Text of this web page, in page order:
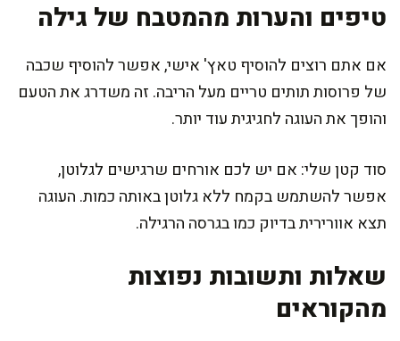
טיפים והערות מהמטבח של גילה
אם אתם רוצים להוסיף טאץ' אישי, אפשר להוסיף שכבה
של פרוסות תותים טריים מעל הריבה. זה משדרג את הטעם
והופך את העוגה לחגיגית עוד יותר.
סוד קטן שלי: אם יש לכם אורחים שרגישים לגלוטן,
אפשר להשתמש בקמח ללא גלוטן באותה כמות. העוגה
תצא אוורירית בדיוק כמו בגרסה הרגילה.
שאלות ותשובות נפוצות
מהקוראים